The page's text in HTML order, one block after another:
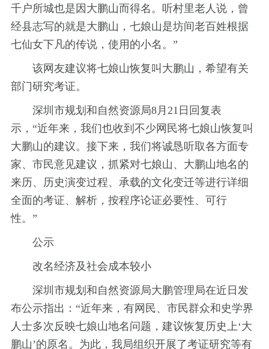
千户所城也是因大鹏山而得名。听村里老人说，曾
经县志写的就是大鹏山，七娘山是坊间老百姓根据
七仙女下凡的传说，使用的小名。”
该网友建议将七娘山恢复叫大鹏山，希望有关
部门研究考证。
深圳市规划和自然资源局8月21日回复表
示，“近年来，我们也收到不少网民将七娘山恢复叫
大鹏山的建议。接下来，我们将诚恳听取各方面专
家、市民意见建议，抓紧对七娘山、大鹏山地名的
来历、历史演变过程、承载的文化变迁等进行详细
全面的考证、解析，按程序论证必要性、可行
性。”
公示
改名经济及社会成本较小
深圳市规划和自然资源局大鹏管理局在近日发
布公示指出：“近年来，有网民、市民群众和史学界
人士多次反映七娘山地名问题，建议恢复历史上‘大
鹏山’的原名。为此，我局组织开展了考证研究等有